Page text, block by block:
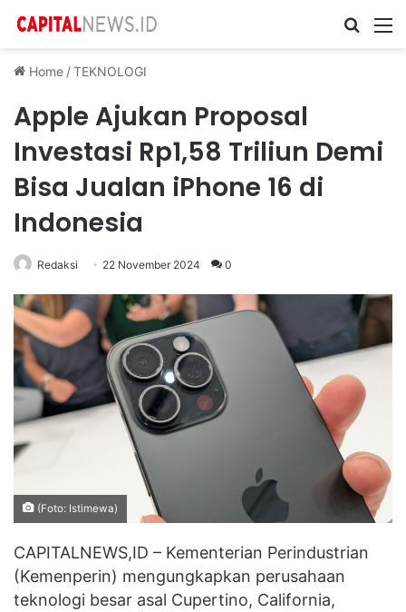
Cari ...
Home /TEKNOLOGI
Apple Ajukan Proposal
Investasi Rp1,58 Triliun Demi
Bisa Jualan iPhone 16 di
Indonesia
Redaksi 22 November 2024 0
(Foto: Istimewa)
CAPITALNEWS,ID – Kementerian Perindustrian
(Kemenperin) mengungkapkan perusahaan
teknologi besar asal Cupertino, California,